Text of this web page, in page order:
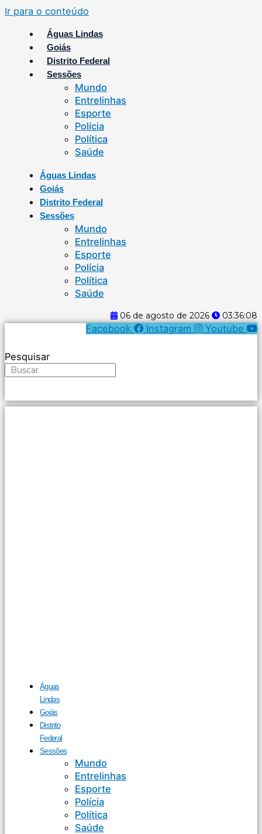
Ir para o conteúdo
Águas Lindas
Goiás
Distrito Federal
Sessões
Mundo
Entrelinhas
Esporte
Polícia
Política
Saúde
Águas Lindas
Goiás
Distrito Federal
Sessões
Mundo
Entrelinhas
Esporte
Polícia
Política
Saúde
06 de agosto de 2026 03:36:08
Facebook Instagram Youtube
Pesquisar
Águas
Lindas
Goiás
Distrito
Federal
Sessões
Mundo
Entrelinhas
Esporte
Polícia
Política
Saúde